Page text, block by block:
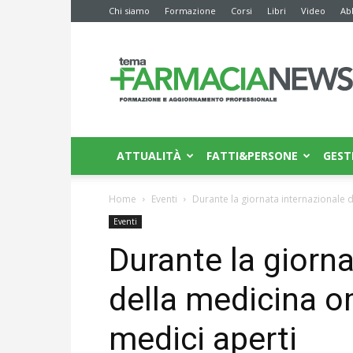
Chi siamo Formazione Corsi Libri Video
News
ATTUALITÀ FATTI&PERSONE
Home Eventi Durante la giornata internazionale
Eventi
Durante la
della medicina
medici aperti